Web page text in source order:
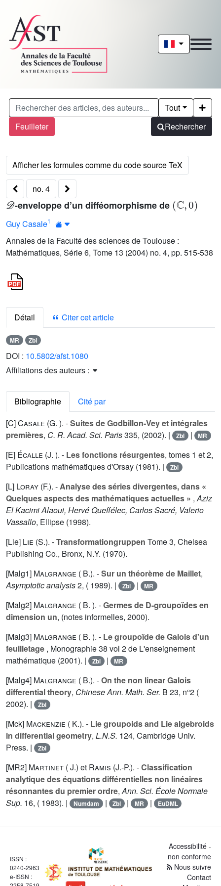
Feuilleter
Tout
Rechercher
no. 4
𝒟
-enveloppe d’un difféomorphisme de
( )
Guy Casale1
Annales de la Faculté des sciences de Toulouse :
Mathématiques, Série 6, Tome 13 (2004) no. 4, pp. 515-538
Détail Citer cet article
MR Zbl
DOI : 10.5802/afst.1080
Affiliations des auteurs :
Bibliographie
Cité par
[C]Casale (G. ). -Suites de Godbillon-Vey et intégrales
premières, C. R. Acad. Sci. Paris335, (2002). | Zbl | MR
[E] Écalle (J. ). - Les fonctions résurgentes, tomes 1 et2,
Publications mathématiques d'Orsay (1981). |
Zbl
[L] Loray (F.). -Analyse des séries divergentes, dans «
Quelques aspects des mathématiques actuelles » ,Aziz
El Kacimi Alaoui, Hervé Queffélec, Carlos Sacré, Valerio
Vassallo, Ellipse (1998).
[Lie] Lie (S.). -Transformationgruppen Tome3, Chelsea
Publishing Co., Bronx, N.Y. (1970).
[Malg1] Malgrange ( B.). -Sur un théorème de Maillet,
Asymptotic analysis2, ( 1989). | Zbl | MR
[Malg2] Malgrange ( B. ). -Germes de D-groupoïdes en
dimension un, (notes informelles, 2000).
[Malg3] Malgrange ( B. ). - Le groupoïde de Galois d'un
feuilletage , Monographie 38 vol 2de L'enseignement
mathématique (2001). |
Zbl | MR
[Malg4] Malgrange ( B.). -On the non linear Galois
differential theory, Chinese Ann. Math. Ser. B 23, n°2 (
2002). |
Zbl
[Mck] Mackenzie ( K.). - Lie groupoids and Lie algebroids
in differential geometry, L.N.S. 124, Cambridge Univ.
Press. |
Zbl
[MR2] Martinet ( J.) et Ramis (J.-P.). -Classification
analytique des équations différentielles non linéaires
résonnantes du premier ordre,Ann. Sci. École Normale
Sup. 16, ( 1983). | Numdam | Zbl | MR | EuDML
ISSN :
0240-2963
e-ISSN :
Accessibilité -
non conforme
Nous suivre
Contact